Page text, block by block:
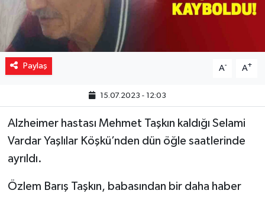
Paylaş A- A+
15.07.2023 - 12:03
Alzheimer hastası Mehmet Taşkın kaldığı Selami
Vardar Yaşlılar Köşkü’nden dün öğle saatlerinde
ayrıldı.
Özlem Barış Taşkın, babasından bir daha haber